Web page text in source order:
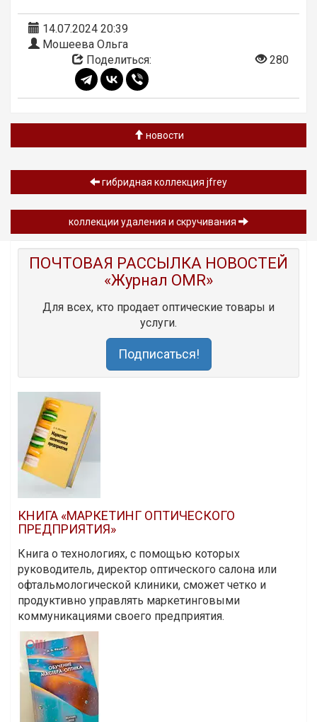
14.07.2024 20:39
Мошеева Ольга
Поделиться:
280
новости
гибридная коллекция jfrey
коллекции удаления и скручивания
ПОЧТОВАЯ РАССЫЛКА НОВОСТЕЙ
«Журнал OMR»
Для всех, кто продает оптические товары и
услуги.
Подписаться!
КНИГА «МАРКЕТИНГ ОПТИЧЕСКОГО
ПРЕДПРИЯТИЯ»
Книга о технологиях, с помощью которых
руководитель, директор оптического салона или
офтальмологической клиники, сможет четко и
продуктивно управлять маркетинговыми
коммуникациями своего предприятия.